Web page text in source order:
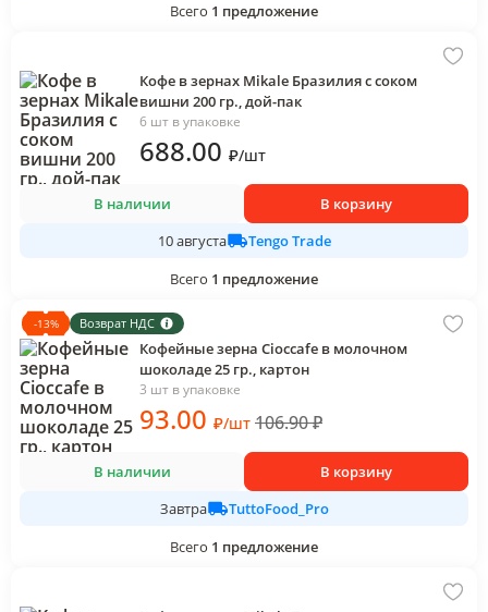
Всего 1 предложение
Кофе в зернах Mikale Бразилия с соком
вишни 200 гр., дой-пак
6 шт в упаковке
688.00 ₽/шт
В наличии
В корзину
10 августа
Tengo Trade
Всего 1 предложение
-13% Возврат НДС
Кофейные зерна Cioccafe в молочном
шоколаде 25 гр., картон
3 шт в упаковке
93.00 ₽/шт 106.90₽
В наличии
В корзину
Завтра
TuttoFood_Pro
Всего 1 предложение